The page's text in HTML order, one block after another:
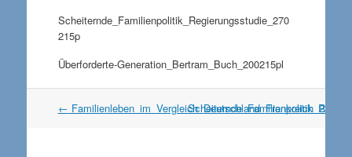
Scheiternde_Familienpolitik_Regierungsstudie_270
215p
Überforderte-Generation_Bertram_Buch_200215pl
Artikel
←